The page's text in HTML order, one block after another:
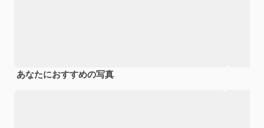
あなたにおすすめの写真